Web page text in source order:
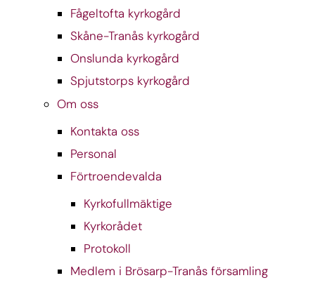
Fågeltofta kyrkogård
Skåne-Tranås kyrkogård
Onslunda kyrkogård
Spjutstorps kyrkogård
Om oss
Kontakta oss
Personal
Förtroendevalda
Kyrkofullmäktige
Kyrkorådet
Protokoll
Medlem i Brösarp-Tranås församling